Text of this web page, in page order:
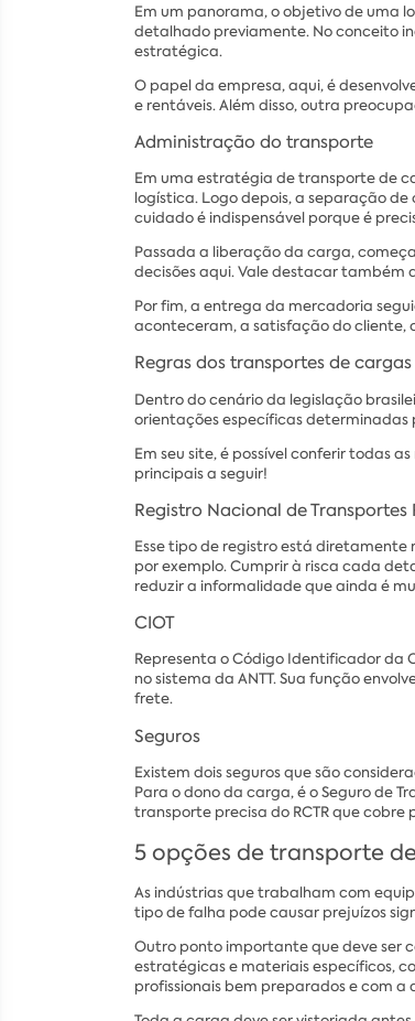
Em um panorama, o objetivo de uma
detalhado previamente. No conceito
estratégica.
O papel da empresa, aqui, é
e rentáveis. Além disso, outra
Administração do transporte
Em uma estratégia de transporte de
logística. Logo depois, a separação
cuidado é indispensável porque é
Passada a liberação da carga,
decisões aqui. Vale destacar também
Por fim, a entrega da mercadoria
aconteceram, a satisfação do cliente,
Regras dos transportes de cargas
Dentro do cenário da legislação
orientações específicas determinadas
Em seu site, é possível conferir todas
principais a seguir!
Registro Nacional de
Esse tipo de registro está
por exemplo. Cumprir à risca cada
reduzir a informalidade que ainda é
CIOT
Representa o Código Identificador da
no sistema da ANTT. Sua função
frete.
Seguros
Existem dois seguros que são
Para o dono da carga, é o Seguro de
transporte precisa do RCTR que
5 opções de transporte
As indústrias que trabalham com
tipo de falha pode causar prejuízos
Outro ponto importante que deve ser
estratégicas e materiais específicos,
profissionais bem preparados e com a